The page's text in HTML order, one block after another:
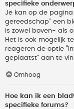
specifieke
Je kan op de
gereedschap” een
is zowel boven- als
Het is ook mogelijk
reageren de optie
geplaatst” aan te
Omhoog
Hoe kan ik een
specifieke forums?